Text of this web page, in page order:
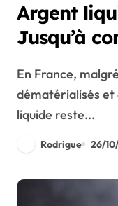
Argent
Jusqu’à
En France, malgré la montée des paiements
dématérialisés et
liquide reste...
Rodrigue 26/